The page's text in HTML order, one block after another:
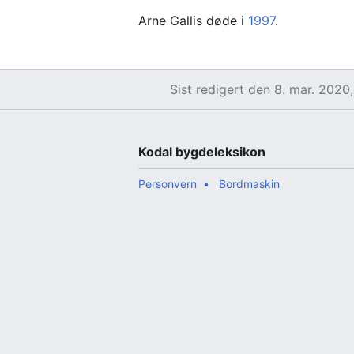
Arne Gallis døde i 1997.
Sist redigert den 8. mar. 2020,
Kodal bygdeleksikon
Personvern Bordmaskin